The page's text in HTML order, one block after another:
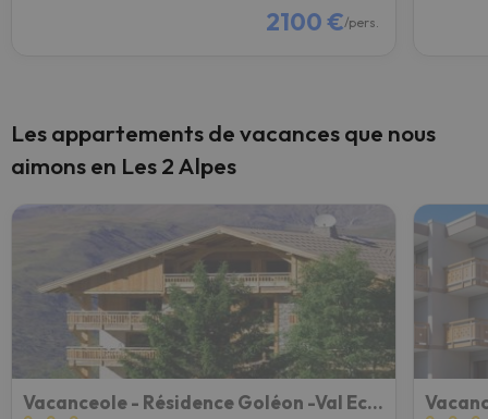
2100 €/pers.
Les appartements de vacances que nous
aimons en Les 2 Alpes
Vacanceole - Résidence Goléon -Val Ecrins